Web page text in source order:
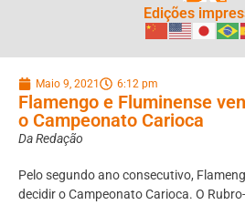
Edições
Maio 9, 2021 6:12 pm
Flamengo e Fluminense
o Campeonato Carioca
Da Redação
Pelo segundo ano consecutivo,
decidir o Campeonato Carioca. O